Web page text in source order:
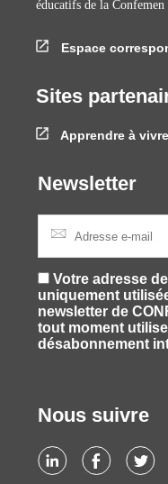
éducatifs de la Confemen
Espace
Sites
Apprendre à
Newsletter
Votre adresse
uniquement
newsletter de
tout moment
désabonnement
Nous suivre